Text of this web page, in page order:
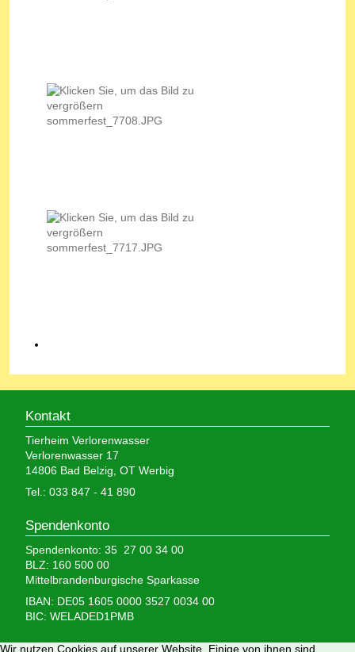
Kontakt
Tierheim Verlorenwasser
Verlorenwasser 17
14806 Bad Belzig, OT Werbig
Tel.: 033 847 - 41 890
Spendenkonto
Spendenkonto: 35 27 00 34 00
BLZ: 160 500 00
Mittelbrandenburgische Sparkasse
IBAN: DE05 1605 0000 3527 0034 00
BIC: WELADED1PMB
Wir nutzen Cookies auf unserer Website. Einige von ihnen sind